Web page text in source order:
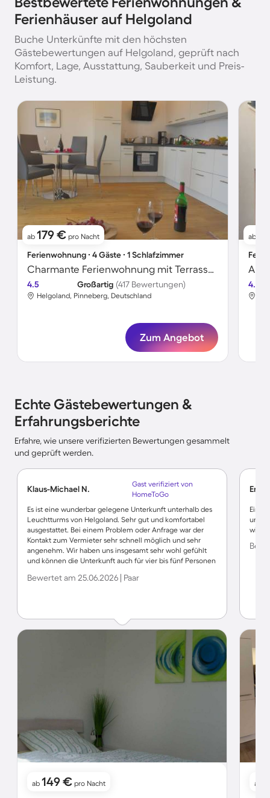
Ferienhäuser auf Helgoland
Buche Unterkünfte mit den höchsten
Gästebewertungen auf Helgoland, geprüft nach
Komfort, Lage, Ausstattung, Sauberkeit und Preis-
Leistung.
ab 179 € pro Nacht
Ferienwohnung ∙ 4 Gäste ∙ 1 Schlafzimmer
Charmante Ferienwohnung mit Terrasse | Meerblick | Nah am Strand
4.5 Großartig (417 Bewertungen)
Helgoland, Pinneberg, Deutschland
Zum Angebot
ab
4.5
Echte Gästebewertungen &
Erfahrungsberichte
Erfahre, wie unsere verifizierten Bewertungen gesammelt
und geprüft werden.
Klaus-Michael N.
Gast verifiziert von
HomeToGo
Es ist eine wunderbar gelegene Unterkunft unterhalb des
Leuchtturms von Helgoland. Sehr gut und komfortabel
ausgestattet. Bei einem Problem oder Anfrage war der
Kontakt zum Vermieter sehr schnell möglich und sehr
angenehm. Wir haben uns insgesamt sehr wohl gefühlt
und können die Unterkunft auch für vier bis fünf Personen
Bewertet am 25.06.2026 | Paar
ab 149 € pro Nacht
Eine
uns
ab